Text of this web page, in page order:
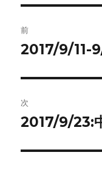
稿
ビ
ゲ
ー
前
前
投
稿:
2017/9/11-
次
次
投
2017/9/23: